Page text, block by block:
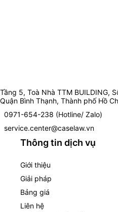
Tầng 5, Toà Nhà TTM BUILDING,
Quận Bình Thạnh, Thành phố Hồ
0971-654-238 (Hotline/ Zalo)
service.center@caselaw.vn
Thông tin dịch vụ
Giới thiệu
Giải pháp
Bảng giá
Liên hệ